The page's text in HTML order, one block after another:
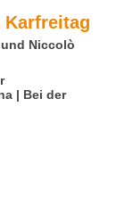
Karfreitag
Niccolò
| Bei der